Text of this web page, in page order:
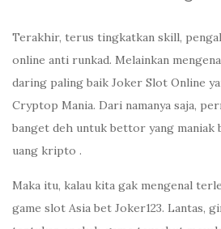
Terakhir, terus tingkatkan skill,
online anti runkad. Melainkan
daring paling baik Joker Slot Online
Cryptop Mania. Dari namanya saja,
banget deh untuk bettor yang maniak
uang kripto .
Maka itu, kalau kita gak mengenal
game slot Asia bet Joker123. Lantas,